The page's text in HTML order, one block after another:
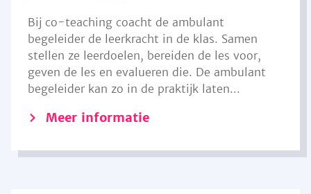
Bij co-teaching coacht de ambulant
begeleider de leerkracht in de klas. Samen
stellen ze leerdoelen, bereiden de les voor,
geven de les en evalueren die. De ambulant
begeleider kan zo in de praktijk laten...
Meer informatie